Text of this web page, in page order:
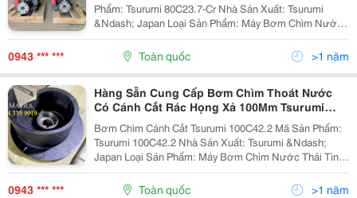
Phẩm: Tsurumi 80C23.7-Cr Nhà Sản Xuất: Tsurumi
&Ndash; Japan Loại Sản Phẩm: Máy Bơm Chìm Nước
Thải Tình Trạng: Còn Hàng Bảo Hành: 12 Tháng Giá:
Liên Hệ 094 339 9919 Bơm Nước Thải Tsurumi Có
Cánh...
0943 *** *** Toàn quốc >1 năm
Hàng Sẵn Cung Cấp Bơm Chìm Thoát Nước
Có Cánh Cắt Rác Họng Xả 100Mm Tsurumi
100C42.2
Bơm Chìm Cánh Cắt Tsurumi 100C42.2 Mã Sản Phẩm:
Tsurumi 100C42.2 Nhà Sản Xuất: Tsurumi &Ndash;
Japan Loại Sản Phẩm: Máy Bơm Chìm Nước Thải Tình
Trạng: Còn Hàng Bảo Hành: 12 Tháng Giá: Liên Hệ 094
339 9919 Bơm Nước Thải Tsurumi Có Cánh...
0943 *** *** Toàn quốc >1 năm